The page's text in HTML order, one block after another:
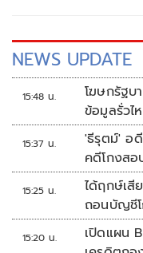
NEWS UPDATE
15:48 น.
โฆษกรัฐบ
ข้อมูลรั่วไ
ปลอดภัย
15:37 น.
'ธีรุตม์' อ
คดีโกงส
สัปดาห์หน้
15:25 น.
ได้ฤกษ์เสี
ถอนบัญชี
15:20 น.
เปิดแผน